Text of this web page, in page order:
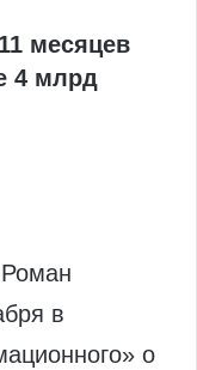
месяцев
4 млрд
в
о